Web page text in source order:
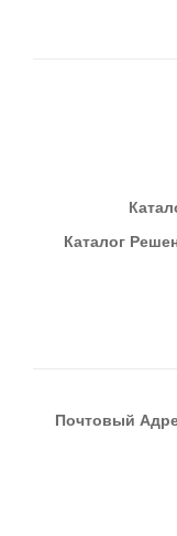
К
Каталог
Почтовый